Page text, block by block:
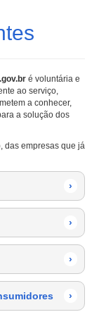
é voluntária e
ao serviço,
a conhecer,
a solução dos
das empresas que já
›
›
›
›